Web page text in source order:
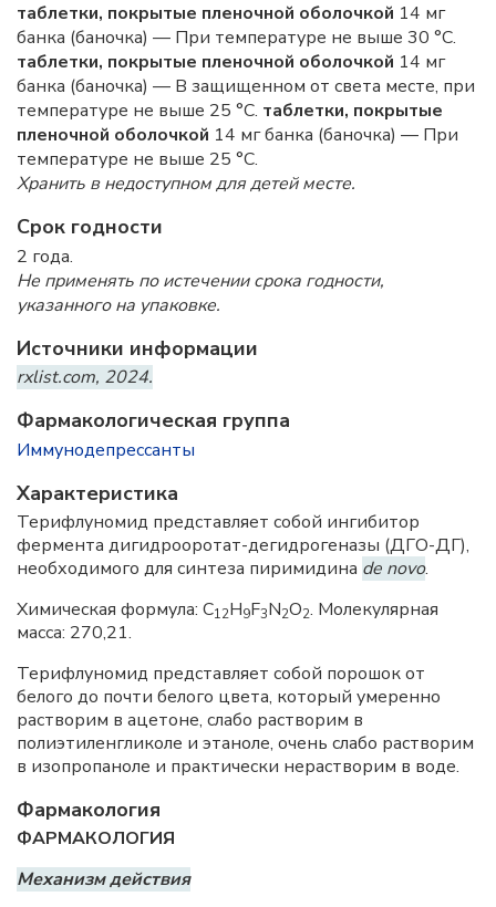
таблетки, покрытые пленочной оболочкой 14 мг
банка (баночка) — При температуре не выше 30 °C.
таблетки, покрытые пленочной оболочкой 14 мг
банка (баночка) — В защищенном от света месте, при
температуре не выше 25 °C. таблетки, покрытые
пленочной оболочкой 14 мг банка (баночка) — При
температуре не выше 25 °C.
Хранить в недоступном для детей месте.
Срок годности
2 года.
Не применять по истечении срока годности,
указанного на упаковке.
Источники информации
rxlist.com, 2024.
Фармакологическая группа
Иммунодепрессанты
Характеристика
Терифлуномид представляет собой ингибитор
фермента дигидрооротат-дегидрогеназы (ДГО-ДГ),
необходимого для синтеза пиримидина de novo.
Химическая формула: C12H9F3N2O2. Молекулярная
масса: 270,21.
Терифлуномид представляет собой порошок от
белого до почти белого цвета, который умеренно
растворим в ацетоне, слабо растворим в
полиэтиленгликоле и этаноле, очень слабо растворим
в изопропаноле и практически нерастворим в воде.
Фармакология
ФАРМАКОЛОГИЯ
Механизм действия